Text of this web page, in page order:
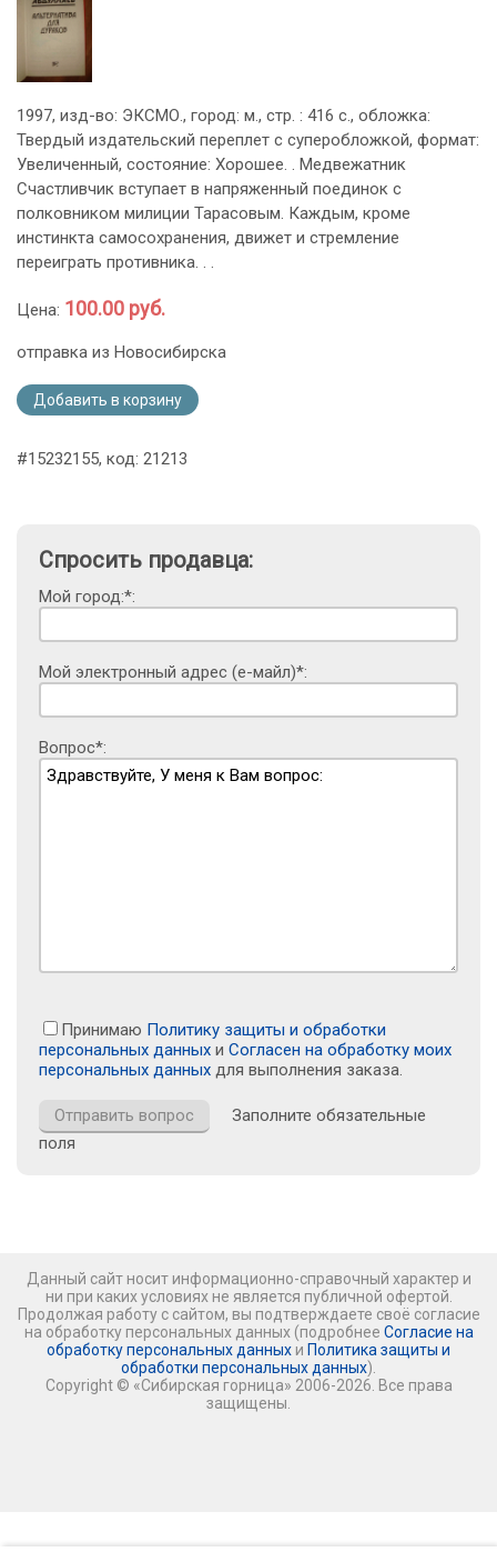
1997, изд-во: ЭКСМО., город: м., стр. : 416 с., обложка:
Твердый издательский переплет с суперобложкой, формат:
Увеличенный, состояние: Хорошее. . Медвежатник
Счастливчик вступает в напряженный поединок с
полковником милиции Тарасовым. Каждым, кроме
инстинкта самосохранения, движет и стремление
переиграть противника. . .
Цена: 100.00 руб.
отправка из Новосибирска
Добавить в корзину
#15232155, код: 21213
Спросить продавца:
Мой город:*:
Мой электронный адрес (е-майл)*:
Вопрос*:
Принимаю Политику защиты и обработки
персональных данных и Согласен на обработку моих
персональных данных для выполнения заказа.
Заполните обязательные
поля
Данный сайт носит информационно-справочный характер и
ни при каких условиях не является публичной офертой.
Продолжая работу с сайтом, вы подтверждаете своё согласие
на обработку персональных данных (подробнее Согласие на
обработку персональных данных и Политика защиты и
обработки персональных данных).
Copyright © «Сибирская горница» 2006-2026. Все права
защищены.